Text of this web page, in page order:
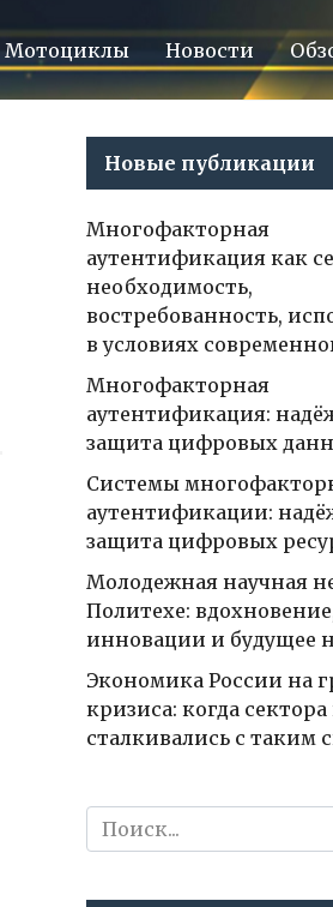
Мотоциклы Новости
Новые публикации
Многофакторная
аутентификация как
необходимость,
востребованность,
в условиях
Многофакторная
аутентификация:
защита цифровых
Системы
аутентификации:
защита цифровых
Молодежная научная
Политехе:
инновации и будущее
Экономика России на
кризиса: когда сектора
сталкивались с таким
Search
for: